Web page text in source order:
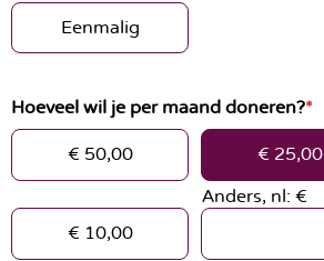
s
o
e
r
i
Eenmalig
Hoeveel wil je per maand doneren?*
€ 50,00 € 25,00
€ 10,00
Anders, nl: €